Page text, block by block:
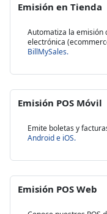
Emisión en Tienda
Automatiza la emisión
electrónica
BillMySales.
Emisión POS Móvil
Emite boletas y
Android e iOS.
Emisión POS Web